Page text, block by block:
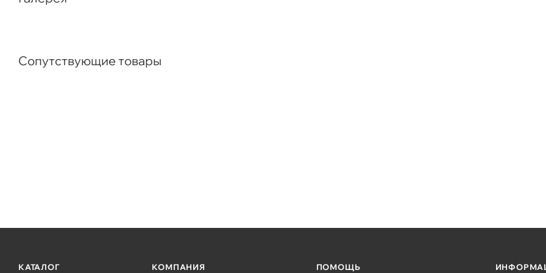
Сопутствующие товары
КАТАЛОГ КОМПАНИЯ ПОМОЩЬ